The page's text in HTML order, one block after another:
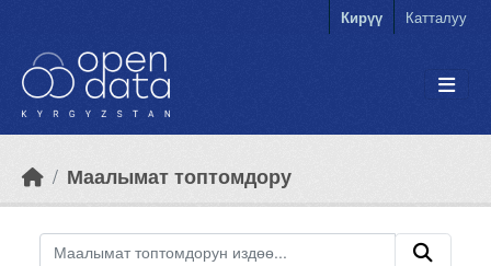
Кирүү Катталуу
Маалымат топтомдору